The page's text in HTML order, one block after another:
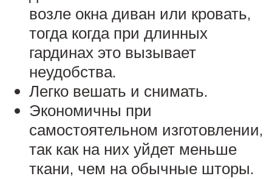
возле окна диван или кровать,
тогда когда при длинных
гардинах это вызывает
неудобства.
Легко вешать и снимать.
Экономичны при
самостоятельном изготовлении,
так как на них уйдет меньше
ткани, чем на обычные шторы.